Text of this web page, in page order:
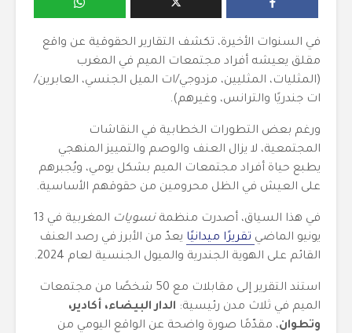
في السنوات الأخيرة، تكشف التقارير الحقوقية عن واقع
مقلق يعيشه أفراد مجتمعات الميم في المغرب
(المثليات، المثليين، مزدوجي/ات الميل الجنسي، العابرين/
ات جندريًا والترانس، وغيرهم).
ورغم بعض التطورات الخطابية في النقاشات
المجتمعية، لا يزال العنف والوصم والتمييز المنهجي
يطبع حياة أفراد مجتمعات الميم بشكل يومي، ويُجبرهم
على العيش في الظل محرومين من حقوقهم الأساسية.
في هذا السياق، أصدرت منظمة نسويات
المغربية في 13
يونيو الماضي تقريرًا ميدانيًا يعدّ من الأبرز في رصد العنف
القائم على الهوية الجندرية والميول الجنسية لعام 2024.
استند التقرير إلى مقابلات مع 50 شخصًا من مجتمعات
الميم في ثلاث مدن رئيسية: الدار البيضاء، أكادير،
وتطوان، مقدّمًا صورة واضحة عن الواقع اليومي من